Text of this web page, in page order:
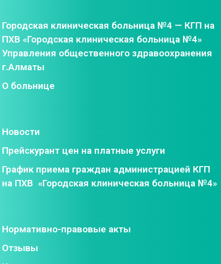
Городская клиническая больница №4 — КГП на
ПХВ «Городская клиническая больница №4»
Управления общественного здравоохранения
г.Алматы
О больнице
Новости
Прейскурант цен на платные услуги
График приема граждан администрацией КГП
на ПХВ «Городская клиническая больница №4»
Нормативно-правовые акты
Отзывы